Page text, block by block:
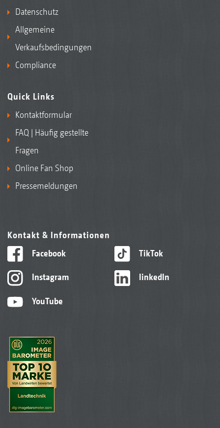
Datenschutz
Allgemeine
Verkaufsbedingungen
Compliance
Quick Links
Kontaktformular
FAQ | Häufig gestellte
Fragen
Online Fan Shop
Pressemeldungen
Kontakt & Informationen
Facebook
Instagram
YouTube
TikTok
linkedIn